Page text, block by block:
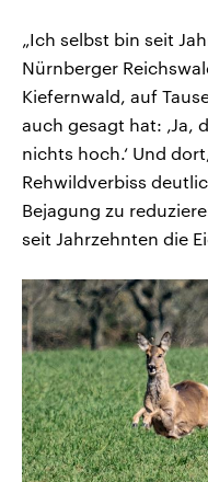
„Ich selbst bin seit
Nürnberger
Kiefernwald, auf
auch gesagt hat: ‚Ja,
nichts hoch.‘ Und
Rehwildverbiss
Bejagung zu
seit Jahrzehnten die